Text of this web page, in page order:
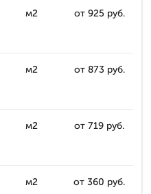
м2 от 925 руб.
м2 от 873 руб.
м2 от 719 руб.
м2 от 360 руб.